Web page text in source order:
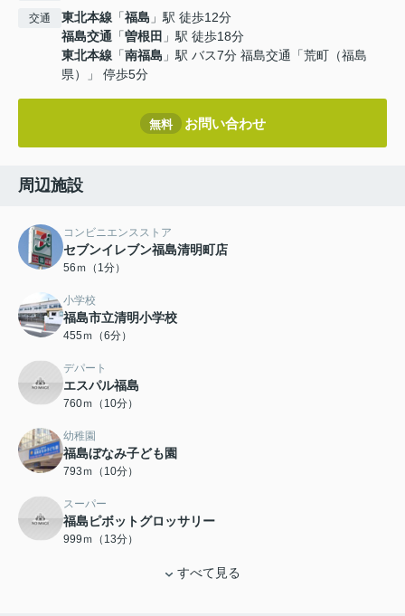
交通 東北本線 「福島 」駅 徒歩12分
福島交通 「曽根田 」駅 徒歩18分
東北本線 「南福島 」駅 バス7分 福島交通「荒町（福島
県）」 停歩5分
無料 お問い合わせ
周辺施設
コンビニエンスストア
セブンイレブン福島清明町店
56ｍ（1分）
小学校
福島市立清明小学校
455ｍ（6分）
デパート
エスパル福島
760ｍ（10分）
幼稚園
福島ぼなみ子ども園
793ｍ（10分）
スーパー
福島ピボットグロッサリー
999ｍ（13分）
すべて見る